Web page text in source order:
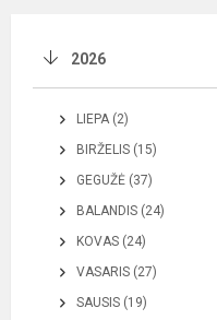
2026
LIEPA (2)
BIRŽELIS (15)
GEGUŽĖ (37)
BALANDIS (24)
KOVAS (24)
VASARIS (27)
SAUSIS (19)